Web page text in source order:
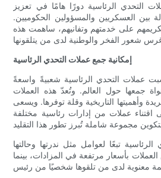
التحدي الرئاسية دورًا هامًا في تعزيز
بين العسكريين والمسؤولين الحكوميين.
على خدمتهم وتفانيهم، ساهمت هذه
إمكانية جمع عملات التحدي الرئاسية
عملات التحدي الرئاسية شعبيةً واسعةً
جمعها حول العالم. وتُعدّ هذه العملات
وأهميتها التاريخية وقلة توفرها. ويسعى
اقتناء عملات من إدارات رئاسية مختلفة
تبعًا لعوامل مثل ندرتها وحالتها
العملات بأسعار مرتفعة في المزادات، بينما